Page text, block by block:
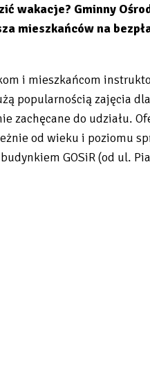
wakacje? Gminny
mieszkańców na
i mieszkańcom
popularnością zajęcia
zachęcane do udziału.
od wieku i poziomu
GOSiR (od ul.